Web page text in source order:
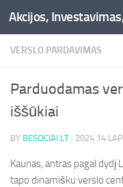
Skip to content
VERSLO PARDAVIMAS
Parduodamas
iššūkiai
BY BESOCIAI.LT · 2024 14
Kaunas, antras pagal
tapo dinamišku verslo